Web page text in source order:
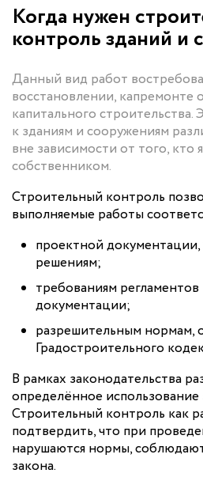
Когда нужен
контроль зданий и
Данный вид работ
восстановлении, капремонте
капитального
к зданиям и сооружениям
вне зависимости от того, кто
собственником.
Строительный контроль
выполняемые работы
проектной
решениям;
требованиям
документации;
разрешительным нормам,
Градостроительного
В рамках законодательства
определённое использование
Строительный контроль как
подтвердить, что при
нарушаются нормы,
закона.